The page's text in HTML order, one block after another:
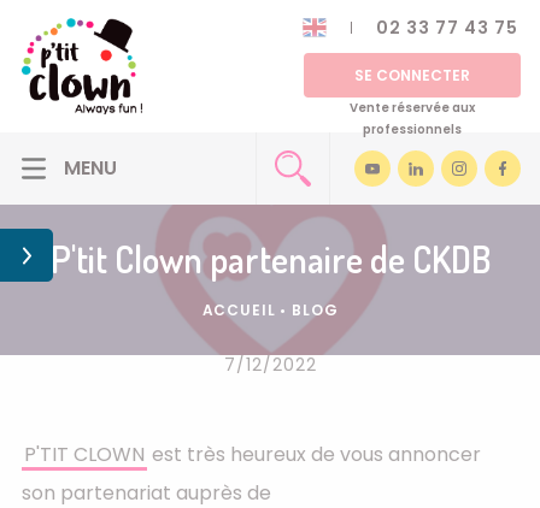
02 33 77 43 75
SE CONNECTER
Vente réservée aux
professionnels
P'tit Clown partenaire de CKDB
ACCUEIL • BLOG
7/12/2022
P'TIT CLOWN est très heureux de vous annoncer
son partenariat auprès de